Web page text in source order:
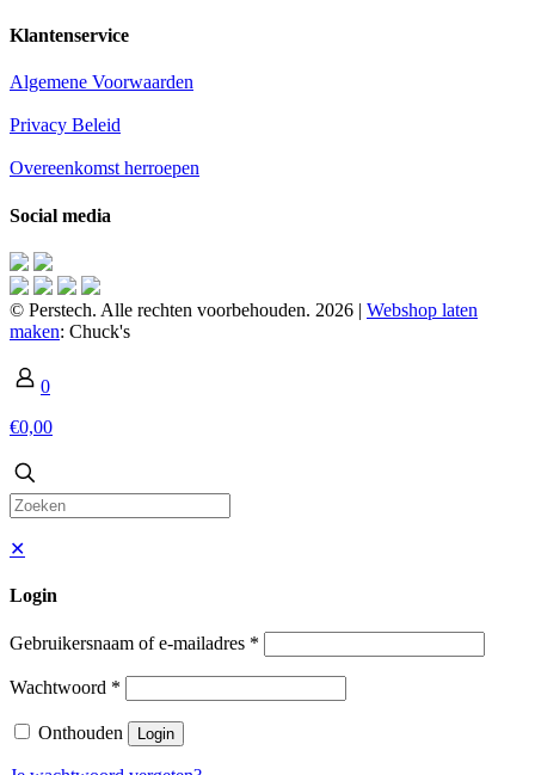
Klantenservice
Algemene Voorwaarden
Privacy Beleid
Overeenkomst herroepen
Social media
© Perstech. Alle rechten voorbehouden. 2026 | Webshop laten
maken: Chuck's
0
€0,00
✕
Login
Gebruikersnaam of e-mailadres *
Wachtwoord *
Onthouden Login